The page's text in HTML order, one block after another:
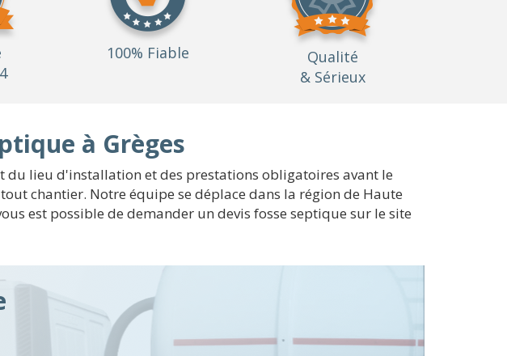
100% Fiable
Qualité
& Sérieux
à Grèges
lieu d'installation et des prestations obligatoires avant le
chantier. Notre équipe se déplace dans la région de Haute
est possible de demander un devis fosse septique sur le site